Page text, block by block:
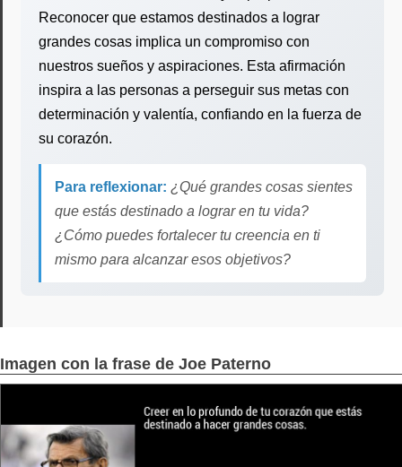
Reconocer que estamos destinados a lograr
grandes cosas implica un compromiso con
nuestros sueños y aspiraciones. Esta afirmación
inspira a las personas a perseguir sus metas con
determinación y valentía, confiando en la fuerza de
su corazón.
Para reflexionar: ¿Qué grandes cosas sientes
que estás destinado a lograr en tu vida?
¿Cómo puedes fortalecer tu creencia en ti
mismo para alcanzar esos objetivos?
Imagen con la frase de Joe Paterno